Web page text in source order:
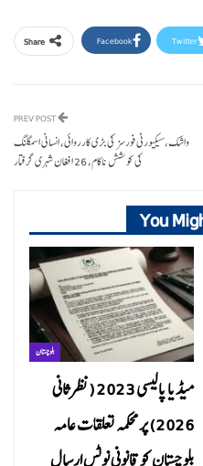
Share Facebook Twitter
واشک،سیکیورٹی فورسز کی بڑی کارروائی، انسانی اسمگلنگ
کی کوشش ناکام، 26 افغان شہری گرفتار
You
بلوچستان
میڈیا پالیسی 2023 (نظرثانی
2026) پر محکمہ تعلقات عامہ
بلوچستان کو قانونی نوٹس ارسال